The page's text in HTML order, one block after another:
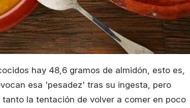
hay 48,6 gramos de almidón, esto es,
esa 'pesadez' tras su ingesta, pero
la tentación de volver a comer en poco